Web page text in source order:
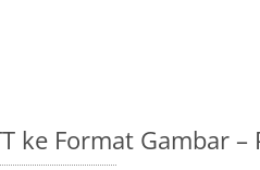
ke Format Gambar